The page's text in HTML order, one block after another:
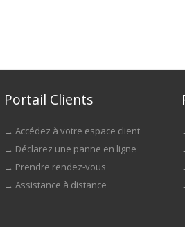
Portail Clients
→Accédez à votre espace client
→ Déclarez une panne en ligne
→ Prendre rendez-vous
→Assistance à distance